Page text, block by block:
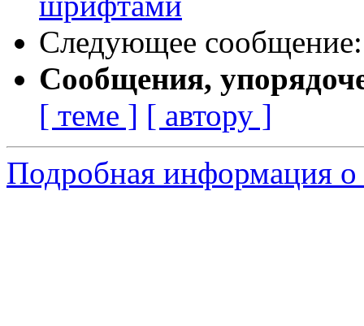
Следующее
Сообщения,
[ теме ] [ автору ]
Подробная информация о